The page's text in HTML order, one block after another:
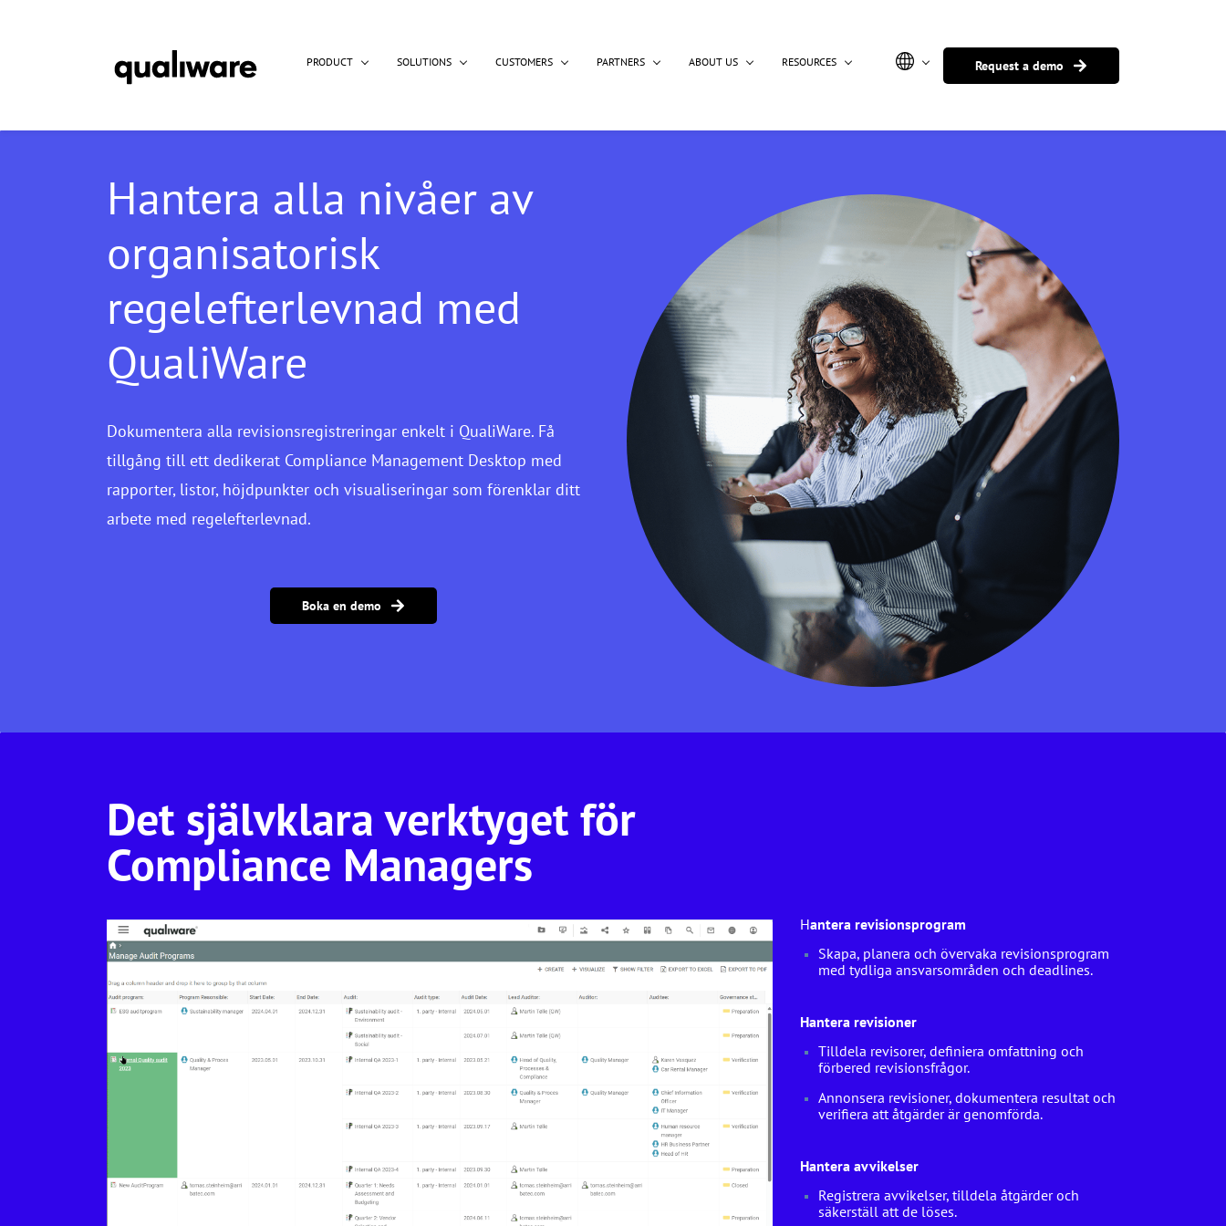
PRODUCT SOLUTIONS CUSTOMERS PARTNERS ABOUT US RESOURCES Request a demo
Hantera alla nivåer av
organisatorisk
regelefterlevnad med
QualiWare
Dokumentera alla revisionsregistreringar enkelt i QualiWare. Få
tillgång till ett dedikerat Compliance Management Desktop med
rapporter, listor, höjdpunkter och visualiseringar som förenklar ditt
arbete med regelefterlevnad.
Boka en demo
Det självklara verktyget för
Compliance Managers
Hantera revisionsprogram
Skapa, planera och övervaka revisionsprogram
med tydliga ansvarsområden och deadlines.
Hantera revisioner
Tilldela revisorer, definiera omfattning och
förbered revisionsfrågor.
Annonsera revisioner, dokumentera resultat och
verifiera att åtgärder är genomförda.
Hantera avvikelser
Registrera avvikelser, tilldela åtgärder och
säkerställ att de löses.